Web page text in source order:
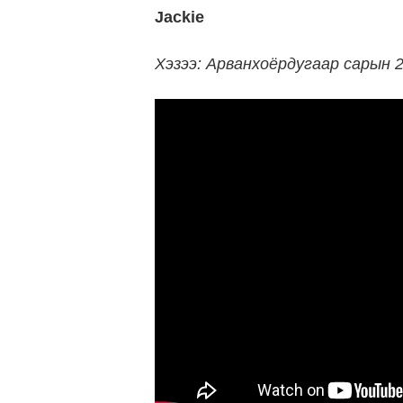
Jackie
Хэзээ: Арванхоёрдугаар сарын 2